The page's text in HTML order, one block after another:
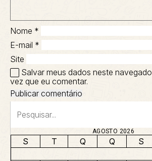
Nome *
E-mail *
Site
Salvar meus dados neste
vez que eu comentar.
AGOSTO 2026
S T Q Q S